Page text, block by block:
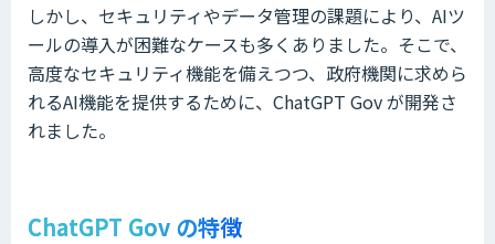
しかし、セキュリティやデータ管理の課題により、AIツ
ールの導入が困難なケースも多くありました。そこで、
高度なセキュリティ機能を備えつつ、政府機関に求めら
れるAI機能を提供するために、ChatGPT Gov が開発さ
れました。
ChatGPT Gov の特徴